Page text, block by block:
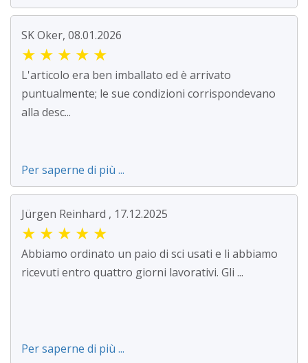
SK Oker, 08.01.2026
★ ★ ★ ★ ★
L'articolo era ben imballato ed è arrivato
puntualmente; le sue condizioni corrispondevano
alla desc...
Per saperne di più ...
Jürgen Reinhard , 17.12.2025
★ ★ ★ ★ ★
Abbiamo ordinato un paio di sci usati e li abbiamo
ricevuti entro quattro giorni lavorativi. Gli ...
Per saperne di più ...